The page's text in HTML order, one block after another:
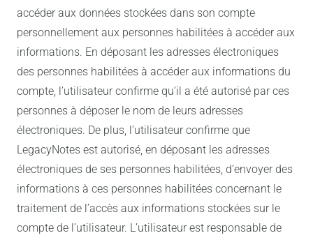
accéder aux données stockées dans son compte
personnellement aux personnes habilitées à accéder aux
informations. En déposant les adresses électroniques
des personnes habilitées à accéder aux informations du
compte, l’utilisateur confirme qu’il a été autorisé par ces
personnes à déposer le nom de leurs adresses
électroniques. De plus, l’utilisateur confirme que
LegacyNotes est autorisé, en déposant les adresses
électroniques de ses personnes habilitées, d’envoyer des
informations à ces personnes habilitées concernant le
traitement de l’accès aux informations stockées sur le
compte de l’utilisateur. L’utilisateur est responsable de